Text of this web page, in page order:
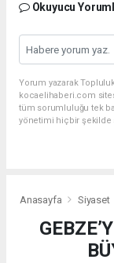
Okuyucu
Yorum yazarak
kocaelihaberi.com
tüm sorumluluğu tek
yönetimi hiçbir şekilde
Anasayfa Siyaset